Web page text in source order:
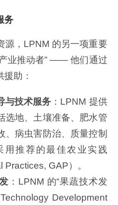
务
源，LPNM 的另一项重要
业推动者” —— 他们通过
助：
与技术服务 ：LPNM 提供
选地、土壤准备、肥水管
、病虫害防治、质量控制
用推荐的最佳农业实践
Practices, GAP）。
：LPNM 的“果蔬技术发
Development